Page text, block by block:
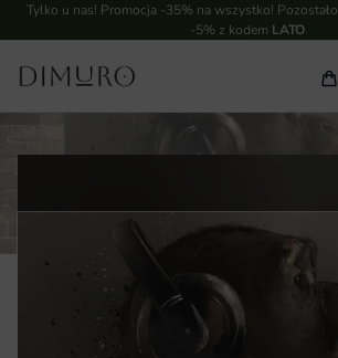
Tylko u nas! Promocja -35% na wszystko! Pozostało
-5% z kodem LATO